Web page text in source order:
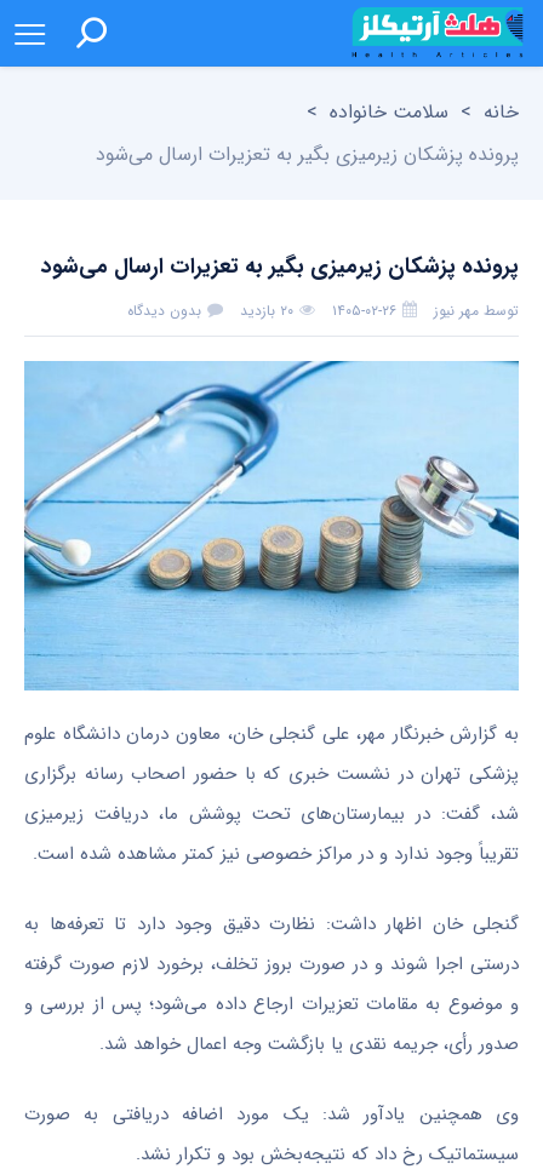
خانه > سلامت خانواده >
پرونده پزشکان زیرمیزی بگیر به تعزیرات ارسال می‌شود
پرونده پزشکان زیرمیزی بگیر به تعزیرات ارسال می‌شود
توسط مهر نیوز ۱۴۰۵-۰۲-۲۶ ۲۰ بازدید بدون دیدگاه
به گزارش خبرنگار مهر، علی گنجلی خان، معاون درمان دانشگاه علوم
پزشکی تهران در نشست خبری که با حضور اصحاب رسانه برگزاری
شد، گفت: در بیمارستان‌های تحت پوشش ما، دریافت زیرمیزی
تقریباً وجود ندارد و در مراکز خصوصی نیز کمتر مشاهده شده است.
گنجلی خان اظهار داشت: نظارت دقیق وجود دارد تا تعرفه‌ها به
درستی اجرا شوند و در صورت بروز تخلف، برخورد لازم صورت گرفته
و موضوع به مقامات تعزیرات ارجاع داده می‌شود؛ پس از بررسی و
صدور رأی، جریمه نقدی یا بازگشت وجه اعمال خواهد شد.
وی همچنین یادآور شد: یک مورد اضافه دریافتی به صورت
سیستماتیک رخ داد که نتیجه‌بخش بود و تکرار نشد.